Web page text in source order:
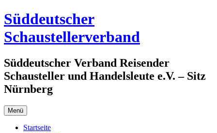
Zum
Inhalt
springen
Süddeutscher
Schaustellerverband
Süddeutscher Verband Reisender
Schausteller und Handelsleute e.V. – Sitz
Nürnberg
Menü
Startseite